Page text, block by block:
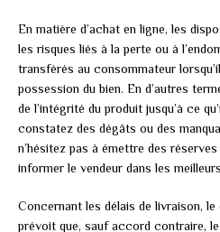
En matière d’achat en ligne, les
les risques liés à la perte ou à
transférés au consommateur
possession du bien. En d’autres
de l’intégrité du produit jusqu’à ce
constatez des dégâts ou des
n’hésitez pas à émettre des
informer le vendeur dans les
Concernant les délais de livraison,
prévoit que, sauf accord contraire,